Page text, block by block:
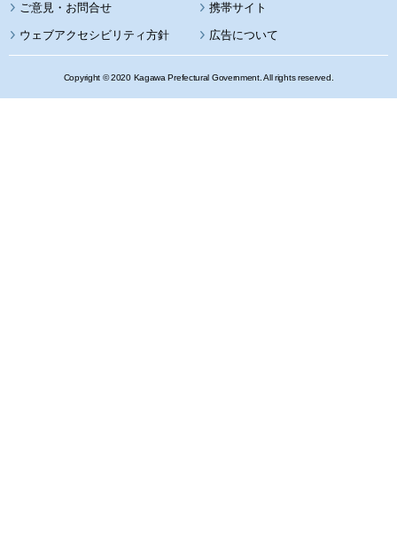
携帯サイト
ウェブアクセシビリティ方針 広告について
Copyright © 2020 Kagawa Prefectural Government. All rights reserved.